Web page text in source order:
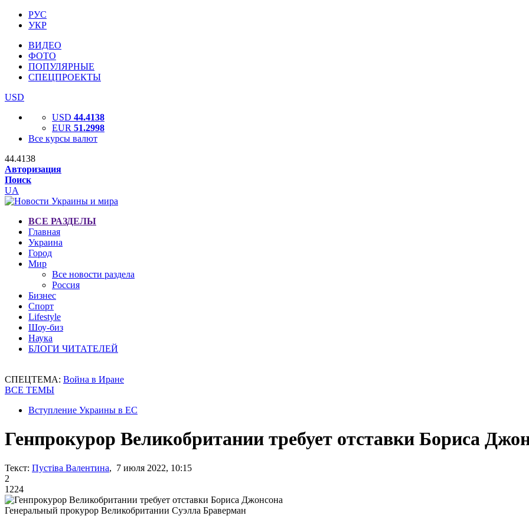
РУС
УКР
ВИДЕО
ФОТО
ПОПУЛЯРНЫЕ
СПЕЦПРОЕКТЫ
USD
USD 44.4138
EUR 51.2998
Все курсы валют
44.4138
Авторизация
Поиск
UA
ВСЕ РАЗДЕЛЫ
Главная
Украина
Город
Мир
Все новости раздела
Россия
Бизнес
Спорт
Lifestyle
Шоу-биз
Наука
БЛОГИ ЧИТАТЕЛЕЙ
СПЕЦТЕМА: Война в Иране
ВСЕ ТЕМЫ
Вступление Украины в ЕС
Генпрокурор Великобритании требует отставки Бориса
Текст: Пустіва Валентина, 7 июля 2022, 10:15
2
1224
Генеральный прокурор Великобритании Суэлла Браверман